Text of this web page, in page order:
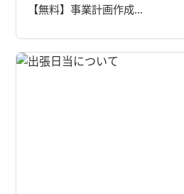
【無料】事業計画作成…